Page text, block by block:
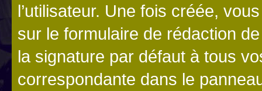
l’utilisateur. Une fois créée,
sur le formulaire de rédaction
la signature par défaut à tous
correspondante dans le